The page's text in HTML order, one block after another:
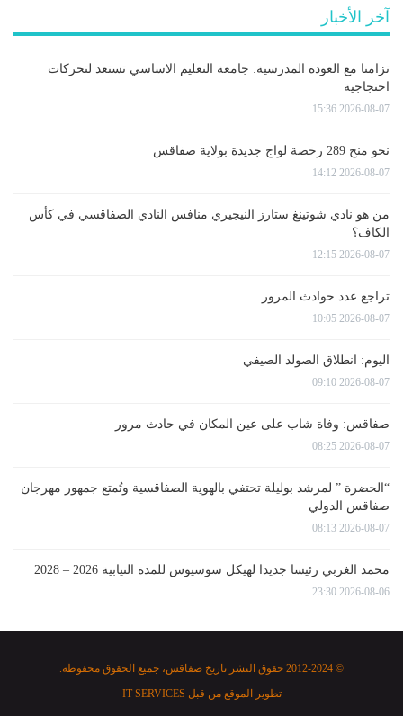
آخر الأخبار
تزامنا مع العودة المدرسية: جامعة التعليم الاساسي تستعد لتحركات
احتجاجية
2026-08-07 15:36
نحو منح 289 رخصة لواج جديدة بولاية صفاقس
2026-08-07 14:12
من هو نادي شوتينغ ستارز النيجيري منافس النادي الصفاقسي في كأس
الكاف؟
2026-08-07 12:15
تراجع عدد حوادث المرور
2026-08-07 10:05
اليوم: انطلاق الصولد الصيفي
2026-08-07 09:10
صفاقس: وفاة شاب على عين المكان في حادث مرور
2026-08-07 08:25
“الحضرة ” لمرشد بوليلة تحتفي بالهوية الصفاقسية وتُمتع جمهور مهرجان
صفاقس الدولي
2026-08-07 08:13
محمد الغربي رئيسا جديدا لهيكل سوسيوس للمدة النيابية 2026 – 2028
2026-08-06 23:30
© 2012-2024 حقوق النشر تاريخ صفاقس، جميع الحقوق محفوظة.
تطوير الموقع من قبل IT SERVICES